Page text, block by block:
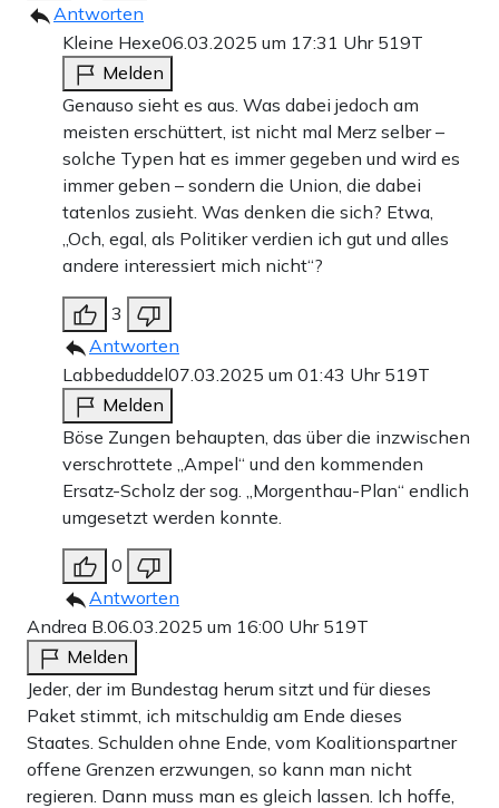
Antworten
Kleine Hexe06.03.2025 um 17:31 Uhr 519T
Melden
Genauso sieht es aus. Was dabei jedoch am
meisten erschüttert, ist nicht mal Merz selber –
solche Typen hat es immer gegeben und wird es
immer geben – sondern die Union, die dabei
tatenlos zusieht. Was denken die sich? Etwa,
„Och, egal, als Politiker verdien ich gut und alles
andere interessiert mich nicht“?
3
Antworten
Labbeduddel07.03.2025 um 01:43 Uhr 519T
Melden
Böse Zungen behaupten, das über die inzwischen
verschrottete „Ampel“ und den kommenden
Ersatz-Scholz der sog. „Morgenthau-Plan“ endlich
umgesetzt werden konnte.
0
Antworten
Andrea B.06.03.2025 um 16:00 Uhr 519T
Melden
Jeder, der im Bundestag herum sitzt und für dieses
Paket stimmt, ich mitschuldig am Ende dieses
Staates. Schulden ohne Ende, vom Koalitionspartner
offene Grenzen erzwungen, so kann man nicht
regieren. Dann muss man es gleich lassen. Ich hoffe,